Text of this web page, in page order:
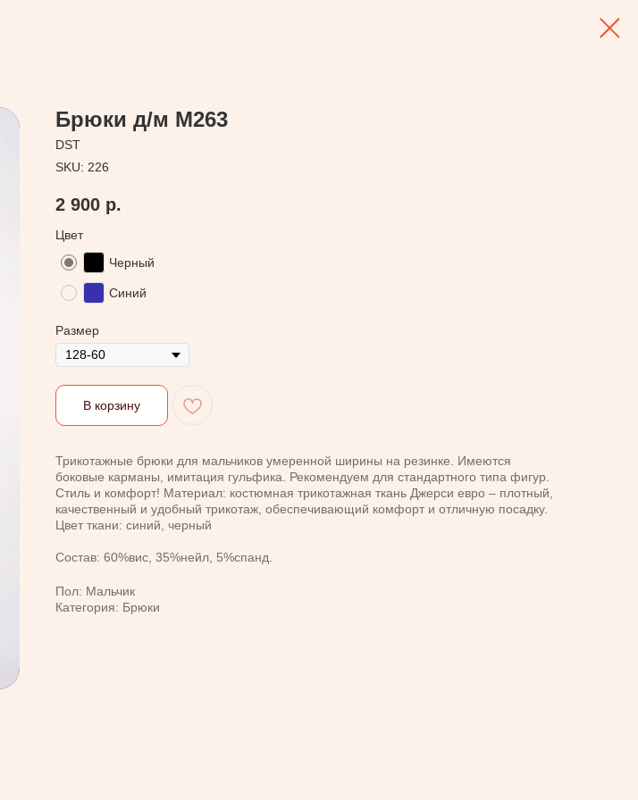
Брюки д/м М263
DST
SKU: 226
2 900 р.
Цвет
Черный
Синий
Размер
В корзину
Трикотажные брюки для мальчиков умеренной ширины на резинке. Имеются
боковые карманы, имитация гульфика. Рекомендуем для стандартного типа фигур.
Стиль и комфорт! Материал: костюмная трикотажная ткань Джерси евро – плотный,
качественный и удобный трикотаж, обеспечивающий комфорт и отличную посадку.
Цвет ткани: синий, черный
Состав: 60%вис, 35%нейл, 5%спанд.
Пол: Мальчик
Категория: Брюки